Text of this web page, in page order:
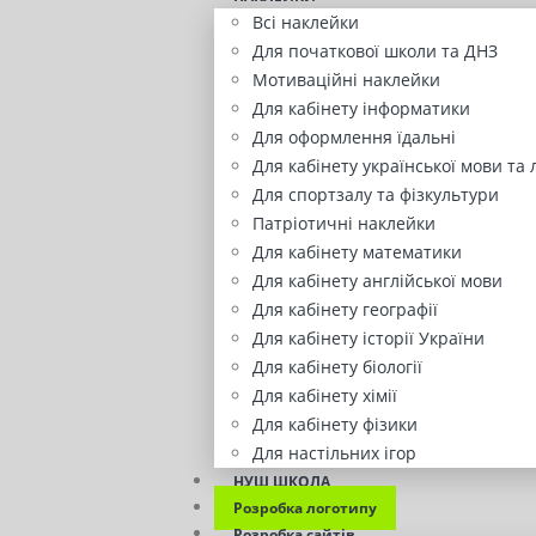
Всі наклейки
Для початкової школи та ДНЗ
Мотиваційні наклейки
Для кабінету інформатики
Для оформлення їдальні
Для кабінету української мови та
Для спортзалу та фізкультури
Патріотичні наклейки
Для кабінету математики
Для кабінету англійської мови
Для кабінету географії
Для кабінету історії України
Для кабінету біології
Для кабінету хімії
Для кабінету фізики
Для настільних ігор
НУШ ШКОЛА
Розробка логотипу